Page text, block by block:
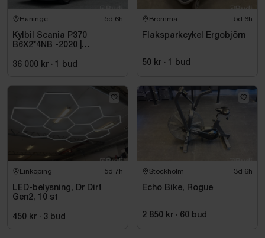
Heldämpad
RockShox bakdämpare
Dämpad framgaffel
Dropper-post / höj- och sänkbar sadelstolpe
Invändig kabeldragning
Schwalbe Wicked Will-däck
Övrigt
Frakt ingår i priset
Demo exemplar
Se bilder för omfattning och skick
Säljes i befintligt skick
Haninge 5d 6h
Kylbil Scania P370
B6X2*4NB -2020 |
36 000 kr · 1 bud
Bromma 5d 6h
Flaksparkcykel Ergobjörn
50 kr · 1 bud
Linköping 5d 7h
LED-belysning, Dr Dirt
Gen2, 10 st
450 kr · 3 bud
Stockholm 3d 6h
Echo Bike, Rogue
2 850 kr · 60 bud